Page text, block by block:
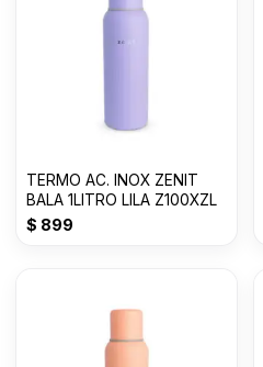
TERMO AC. INOX ZENIT
BALA 1LITRO LILA Z100XZL
$ 899